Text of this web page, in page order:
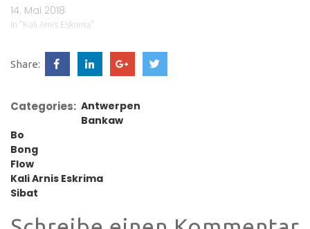
14. Mai 2018
In "Kali Arnis Eskrima"
Share:
Categories: Antwerpen
Bankaw
Bo
Bong
Flow
Kali Arnis Eskrima
Sibat